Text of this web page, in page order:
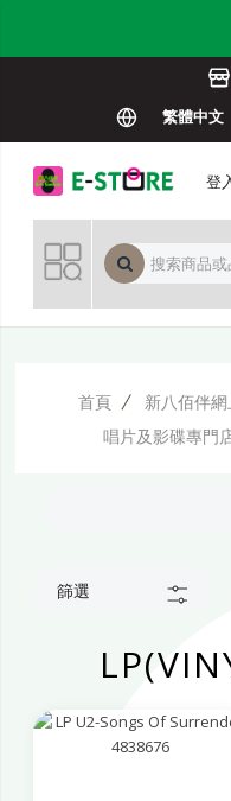
繁體中文
登
首頁 新八佰伴
唱片及影碟專門
篩選